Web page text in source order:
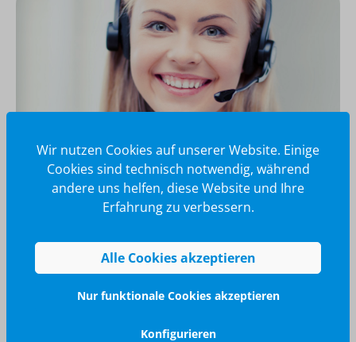
Wir glänzen für Sie
info@brilliant-promotion.com
Jetzt anfragen
Wir nutzen Cookies auf unserer Website. Einige
Cookies sind technisch notwendig, während
andere uns helfen, diese Website und Ihre
Erfahrung zu verbessern.
Alle Cookies akzeptieren
Nur funktionale Cookies akzeptieren
Konfigurieren